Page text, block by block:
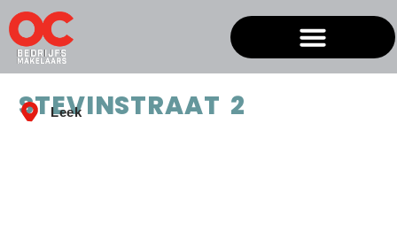
STEVINSTRAAT 2
Leek